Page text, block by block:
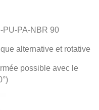
PU-PA-NBR 90
alternative et rotative
possible avec le